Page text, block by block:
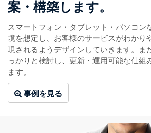
案・構築します。
スマートフォン・タブレット・パソコン
境を想定し、お客様のサービスがわかり
現されるようデザインしていきます。ま
っかりと検討し、更新・運用可能な仕組
ます。
事例を見る